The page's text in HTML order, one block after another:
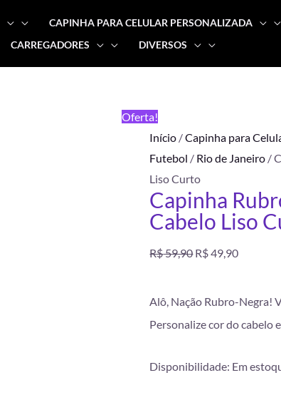
CAPINHA PARA CELULAR PERSONALIZADA
CARREGADORES DIVERSOS
Oferta!
Início /Capinha para
Futebol / Rio de Janeiro /
Liso Curto
Capinha
Cabelo Liso
R$59,90
era:
R$ 59,90.
R$49,90
é:
R$
Alô, Nação Rubro-Negra!
Personalize cor do cabelo
Disponibilidade: Em
-
Torcedor
Cabelo
Liso
Curto
quantidade